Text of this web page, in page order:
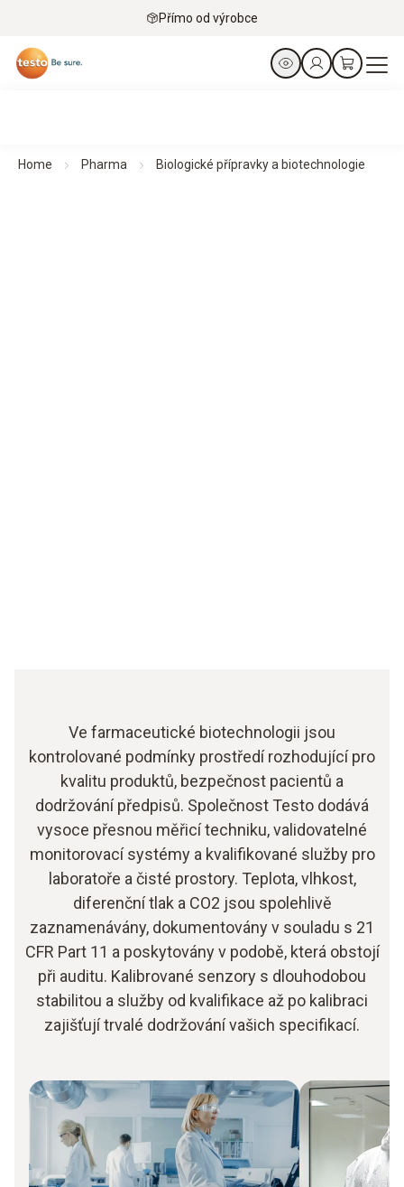
Přímo od výrobce
Home Pharma Biologické přípravky a biotechnologie
Ve farmaceutické biotechnologii jsou
kontrolované podmínky prostředí rozhodující pro
kvalitu produktů, bezpečnost pacientů a
dodržování předpisů. Společnost Testo dodává
vysoce přesnou měřicí techniku, validovatelné
monitorovací systémy a kvalifikované služby pro
laboratoře a čisté prostory. Teplota, vlhkost,
diferenční tlak a CO2 jsou spolehlivě
zaznamenávány, dokumentovány v souladu s 21
CFR Part 11 a poskytovány v podobě, která obstojí
při auditu. Kalibrované senzory s dlouhodobou
stabilitou a služby od kvalifikace až po kalibraci
zajišťují trvalé dodržování vašich specifikací.